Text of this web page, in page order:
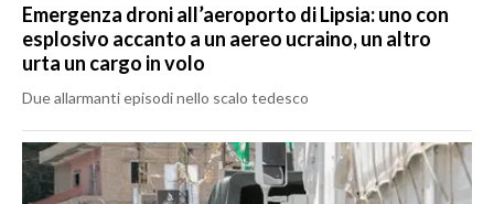
Emergenza droni all’aeroporto di Lipsia: uno con
esplosivo accanto a un aereo ucraino, un altro
urta un cargo in volo
Due allarmanti episodi nello scalo tedesco